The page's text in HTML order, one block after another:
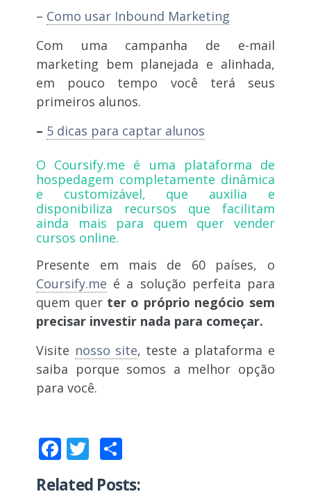
– Como usar Inbound Marketing
Com uma campanha de e-mail
marketing bem planejada e alinhada,
em pouco tempo você terá seus
primeiros alunos.
– 5 dicas para captar alunos
O Coursify.me é uma plataforma de
hospedagem completamente dinâmica
e customizável, que auxilia e
disponibiliza recursos que facilitam
ainda mais para quem quer vender
cursos online.
Presente em mais de 60 países, o
Coursify.me é a solução perfeita para
quem quer ter o próprio negócio sem
precisar investir nada para começar.
Visite nosso site, teste a plataforma e
saiba porque somos a melhor opção
para você.
Facebook
Twitter
Related Posts: